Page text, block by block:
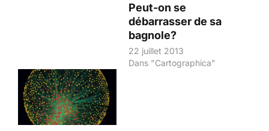
Peut-on se
débarrasser de sa
bagnole?
22 juillet 2013
Dans "Cartographica"